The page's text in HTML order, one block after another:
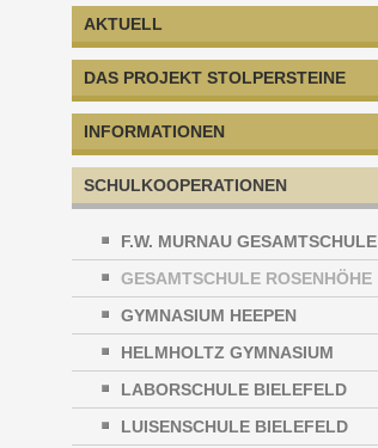
AKTUELL
DAS PROJEKT STOLPERSTEINE
INFORMATIONEN
SCHULKOOPERATIONEN
F.W. MURNAU GESAMTSCHULE
GESAMTSCHULE ROSENHÖHE
GYMNASIUM HEEPEN
HELMHOLTZ GYMNASIUM
LABORSCHULE BIELEFELD
LUISENSCHULE BIELEFELD